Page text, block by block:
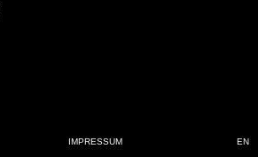
IMPRESSUM EN